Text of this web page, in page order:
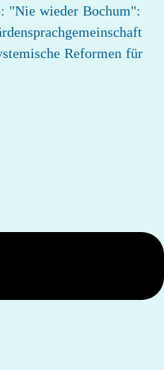
"Nie wieder Bochum":
Reformen für